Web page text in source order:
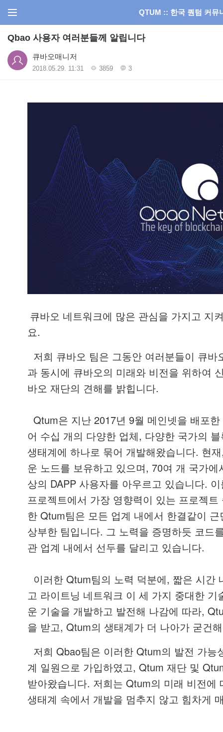
QTUM :: 한국 퀀텀 커뮤
Qbao 사용자 여러분들께 알립니다
큐바오매니저
2018.05.29. 11:31 3859 3
큐바오 네트워크에 많은 관심을 가지고 지
요.
저희 큐바오 팀은 그동안 여러분들이
큐바
과 동시에 큐바오의 미래와 비전을 위하여
바오 재단의 견해를 밝힙니다.
Qtum은 지난 2017년 9월 메인넷을 배포한
어 수십 개의 다양한 업체 , 다양한 국가의 블
생태계에 하나로 묶어 개발해왔습니다. 현재
운 노드를 보유하고 있으며 , 70여 개 국가에
상의 DAPP 사용자를 아우르고 있습니다. 이
프로젝트에서 가장 영향력이 있는 프로젝트
한 Qtum팀은 모든 업계 내에서 한결같이
근
상부한 팀입니다. 그 노력을 증명하듯 코드
관 업계 내에서 선두를 달리고 있습니다.
이러한 Qtum팀의 노력 덕분에 , 짧은 시간
고 라이트닝 네트워크 이 세 가지 중대한 기
운 기술을 개발하고 발전해 나감에 따라,
을 받고, Qtum의 생태계가 더 나아가 굳건
저희 Qbao팀은 이러한 Qtum의 발전 가능
계
일원으로 가입하였고, Qtum 재단 및
받아왔습니다. 저희는 Qtum의 미래 비전에
생태계
속에서 개발을 멈추지 않고 힘차게